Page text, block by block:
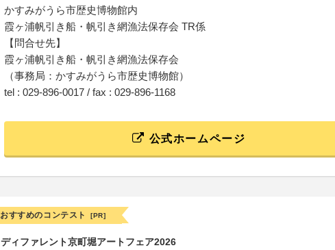
かすみがうら市歴史博物館内
霞ヶ浦帆引き船・帆引き網漁法保存会 TR係
【問合せ先】
霞ヶ浦帆引き船・帆引き網漁法保存会
（事務局：かすみがうら市歴史博物館）
tel : 029-896-0017 / fax : 029-896-1168
公式ホームページ
おすすめのコンテスト [PR]
ディファレント京町堀アートフェア2026